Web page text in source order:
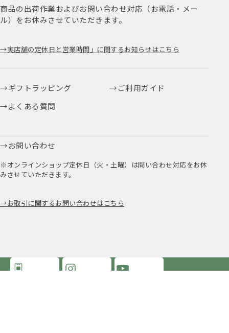
商品の出荷作業およびお問い合わせ対応（お電話・メー
ル）をお休みさせていただきます。
実店舗の定休日と営業時間」に関するお知らせはこちら
ギフトラッピング
ご利用ガイド
よくある質問
お問い合わせ
※オンラインショップ定休日（火・土曜）は問い合わせ対応をお休
みさせていただきます。
お取引に関するお問い合わせはこちら